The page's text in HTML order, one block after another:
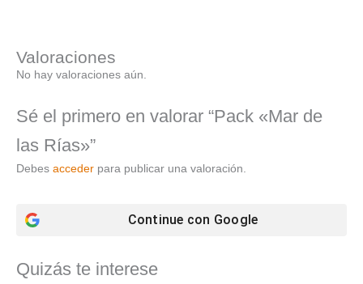
Valoraciones
No hay valoraciones aún.
Sé el primero en valorar “Pack «Mar de
las Rías»”
Debes acceder para publicar una valoración.
Continue con Google
Quizás te interese